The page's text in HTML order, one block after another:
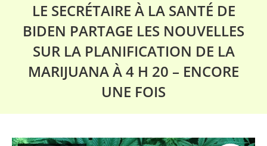
LE SECRÉTAIRE À LA SANTÉ DE
BIDEN PARTAGE LES NOUVELLES
SUR LA PLANIFICATION DE LA
MARIJUANA À 4 H 20 – ENCORE
UNE FOIS